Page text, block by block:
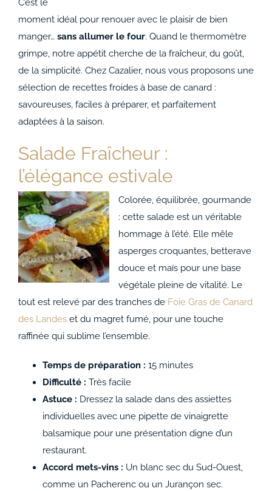
ACCOMPAGNEMENTS
AVANTAGES
C’est le
moment idéal pour renouer avec le plaisir de bien
manger… sans allumer le four. Quand le thermomètre
grimpe, notre appétit cherche de la fraîcheur, du goût,
de la simplicité. Chez Cazalier, nous vous proposons une
sélection de recettes froides à base de canard :
savoureuses, faciles à préparer, et parfaitement
adaptées à la saison.
Salade Fraîcheur :
l’élégance estivale
Colorée, équilibrée, gourmande
: cette salade est un véritable
hommage à l’été. Elle mêle
asperges croquantes, betterave
douce et maïs pour une base
végétale pleine de vitalité. Le
tout est relevé par des tranches de Foie Gras de Canard
des Landes et du magret fumé, pour une touche
raffinée qui sublime l’ensemble.
Temps de préparation : 15 minutes
Difficulté : Très facile
Astuce : Dressez la salade dans des assiettes
individuelles avec une pipette de vinaigrette
balsamique pour une présentation digne d’un
restaurant.
Accord mets-vins : Un blanc sec du Sud-Ouest,
comme un Pacherenc ou un Jurançon sec.